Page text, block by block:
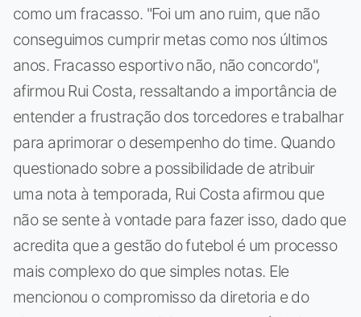
como um fracasso. "Foi um ano ruim, que não
conseguimos cumprir metas como nos últimos
anos. Fracasso esportivo não, não concordo",
afirmou Rui Costa, ressaltando a importância de
entender a frustração dos torcedores e trabalhar
para aprimorar o desempenho do time. Quando
questionado sobre a possibilidade de atribuir
uma nota à temporada, Rui Costa afirmou que
não se sente à vontade para fazer isso, dado que
acredita que a gestão do futebol é um processo
mais complexo do que simples notas. Ele
mencionou o compromisso da diretoria e do